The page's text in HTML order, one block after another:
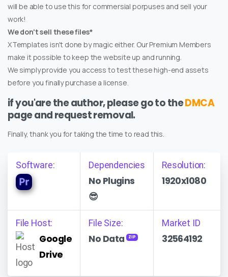
will be able to use this for commersial porpuses and sell your
work!
We don't sell these files*
XTemplates isn't done by magic either. Our Premium Members
make it possible to keep the website up and running.
We simply provide you access to test these high-end assets
before you finally purchase a license.
if you'are the author, please go to theDMCA
page and request removal.
Finally, thank you for taking the time to read this.
Software: Dependencies
No Plugins
😎
Resolution:
1920x1080
File Host:
Google
Drive
File Size:
No Data ZIP
Market ID
32564192